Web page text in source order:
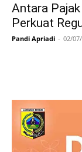
Antara
Perkuat
Pandi Apriadi - 02/